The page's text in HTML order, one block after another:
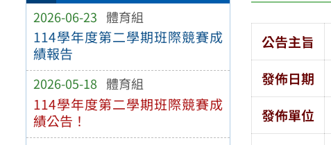
2026-06-23 體育組
114學年度第二學期班際競賽成
績報告
2026-05-18 體育組
114學年度第二學期班際競賽成
績公告！
公告主旨
發佈日期
發佈單位